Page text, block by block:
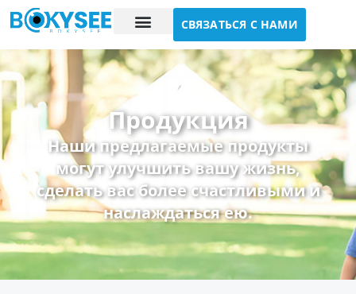
СВЯЗАТЬСЯ С НАМИ
Продукция
Наши предлагаемые продукты
могут улучшить вашу жизнь,
сделать вас более счастливыми и
наслаждаться ею.